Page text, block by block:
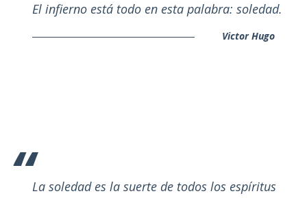
El infierno está todo en esta palabra: soledad.
Victor Hugo
La soledad es la suerte de todos los espíritus